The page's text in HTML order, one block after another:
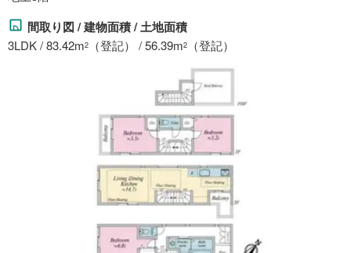
間取り図 / 建物面積 / 土地面積
3LDK / 83.42m2 （登記） / 56.39m2 （登記）